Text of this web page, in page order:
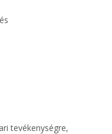
tevékenységre,